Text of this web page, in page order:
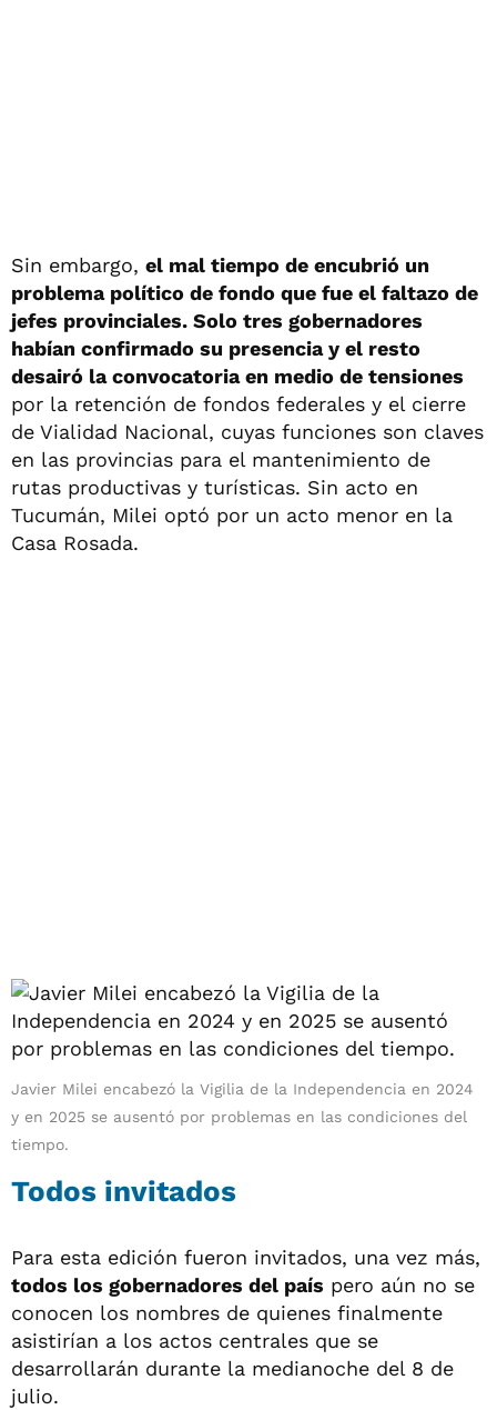
Sin embargo, el mal tiempo de encubrió un
problema político de fondo que fue el faltazo de
jefes provinciales. Solo tres gobernadores
habían confirmado su presencia y el resto
desairó la convocatoria en medio de tensiones
por la retención de fondos federales y el cierre
de Vialidad Nacional, cuyas funciones son claves
en las provincias para el mantenimiento de
rutas productivas y turísticas. Sin acto en
Tucumán, Milei optó por un acto menor en la
Casa Rosada.
Javier Milei encabezó la Vigilia de la Independencia en 2024
y en 2025 se ausentó por problemas en las condiciones del
tiempo.
Todos invitados
Para esta edición fueron invitados, una vez más,
todos los gobernadores del país pero aún no se
conocen los nombres de quienes finalmente
asistirían a los actos centrales que se
desarrollarán durante la medianoche del 8 de
julio.